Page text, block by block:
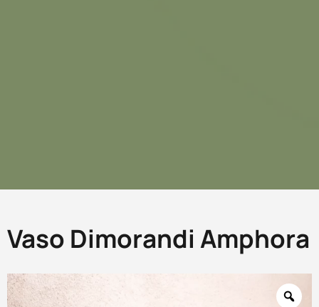
Vaso Dimorandi Amphora